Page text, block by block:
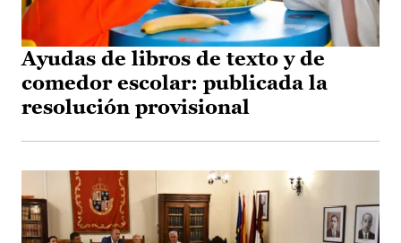
Ayudas de libros de texto y de
comedor escolar: publicada la
resolución provisional